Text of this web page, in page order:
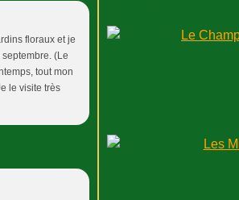
floraux et je
(Le
tout mon
le visite très